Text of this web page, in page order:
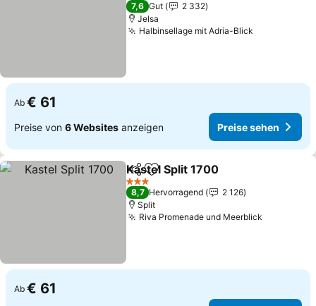
7,6 Gut
2 332
Jelsa
Halbinsellage mit Adria-Blick
Ab € 61
Preise von 6 Websites anzeigen Preise sehen
TeilenZu Favoriten hinzufügen
Kastel Split 1700
3 Sterne
8,7 Hervorragend
2 126
Split
Riva Promenade und Meerblick
Ab € 61